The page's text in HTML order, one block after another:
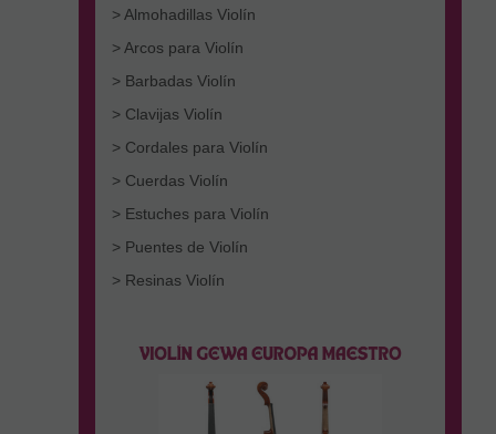
> Almohadillas Violín
> Arcos para Violín
> Barbadas Violín
> Clavijas Violín
> Cordales para Violín
> Cuerdas Violín
> Estuches para Violín
> Puentes de Violín
> Resinas Violín